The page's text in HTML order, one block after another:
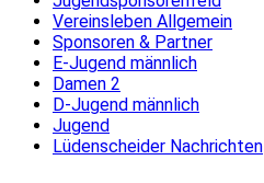
Vereinsleben Allgemein
Sponsoren & Partner
E-Jugend männlich
Damen 2
D-Jugend männlich
Jugend
Lüdenscheider Nachrichten